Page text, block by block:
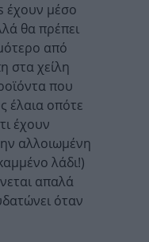
έχουν μέσο
θα πρέπει
από
στα χείλη
που
έλαια οπότε
έχουν
αλλοιωμένη
λάδι!)
απαλά
όταν